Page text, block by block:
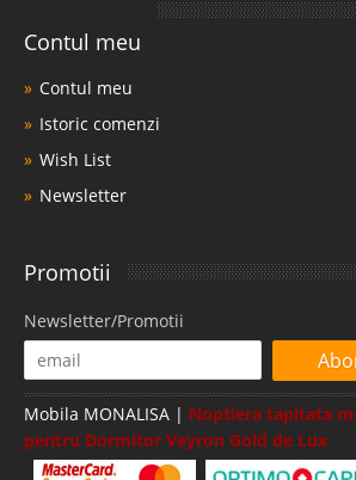
Contul meu
Contul meu
Istoric comenzi
Wish List
Newsletter
Promotii
Newsletter/Promotii
Mobila MONALISA | Noptiera tapitata
pentru Dormitor Veyron Gold de Lux